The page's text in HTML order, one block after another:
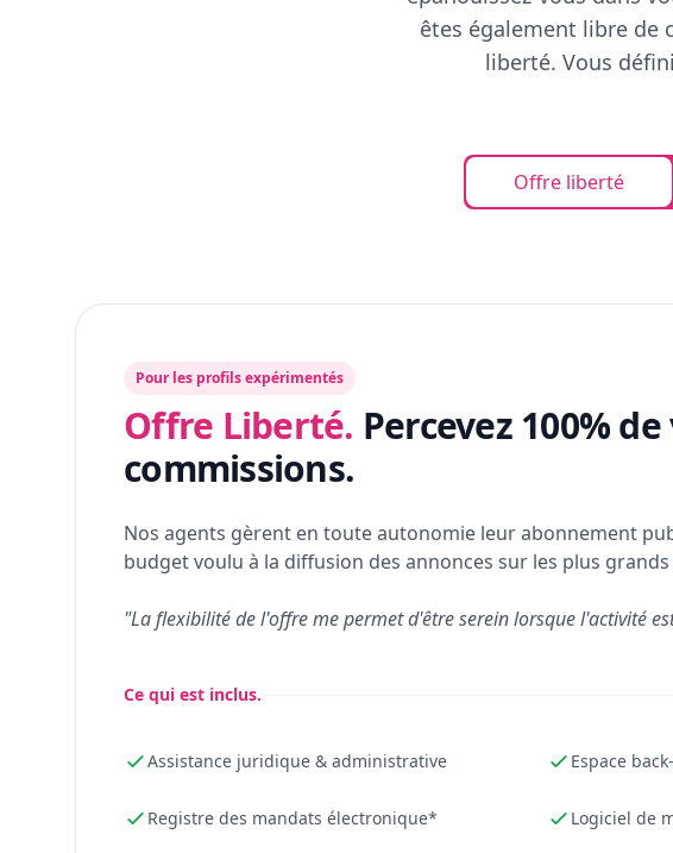
êtes également libre de
liberté. Vous
Offre liberté
Pour les profils expérimentés
Offre Liberté. Percevez 100% de
commissions.
Nos agents gèrent en toute autonomie leur abonnement
budget voulu à la diffusion des annonces sur les plus
"La flexibilité de l'offre me permet d'être serein lorsque l'activité
Ce qui est inclus.
Assistance juridique & administrative Espace
Registre des mandats électronique* Logiciel de